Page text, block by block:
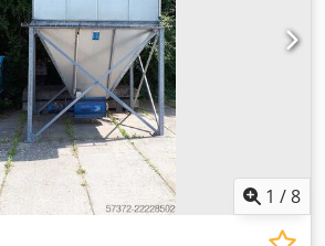
AISI316L.
1 /8